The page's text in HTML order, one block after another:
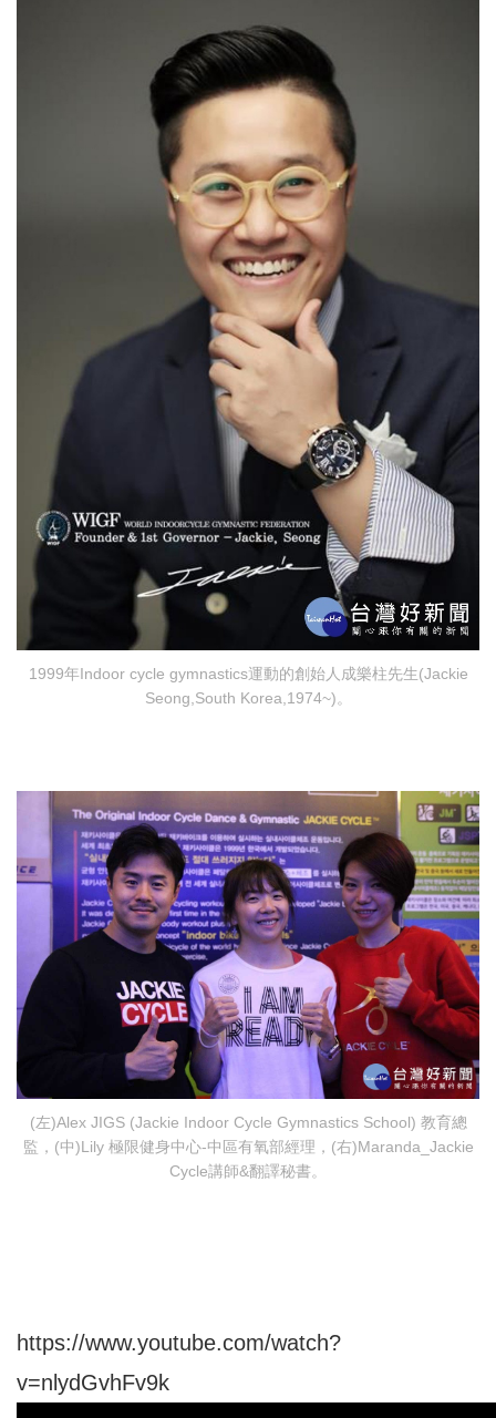
1999年Indoor cycle gymnastics運動的創始人成樂柱先生(Jackie
Seong,South Korea,1974~)。
(左)Alex JIGS (Jackie Indoor Cycle Gymnastics School) 教育總
監，(中)Lily 極限健身中心-中區有氧部經理，(右)Maranda_Jackie
Cycle講師&翻譯秘書。
https://www.youtube.com/watch?
v=nlydGvhFv9k